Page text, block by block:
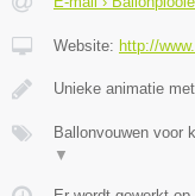
Website: http://
Unieke animatie
Ballonvouwen voor
▼